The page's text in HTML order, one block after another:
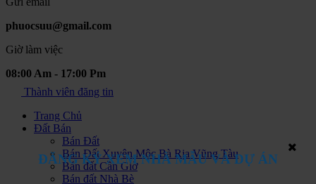
phuocsuu@gmail.com
Giờ làm việc
08:00 Am - 17:00 Pm
Thành viên đăng tin
Trang Chủ
Đất Bán
Bán Đất
Bán Đất Xuyên Mộc Bà Rịa Vũng Tàu
Bán đất Cần Giờ
Bán đất Nhà Bè
ĐĂNG KÝ XEM NHÀ MẪU VÀ DỰ ÁN